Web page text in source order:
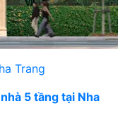
Trang
5 tầng tại Nha